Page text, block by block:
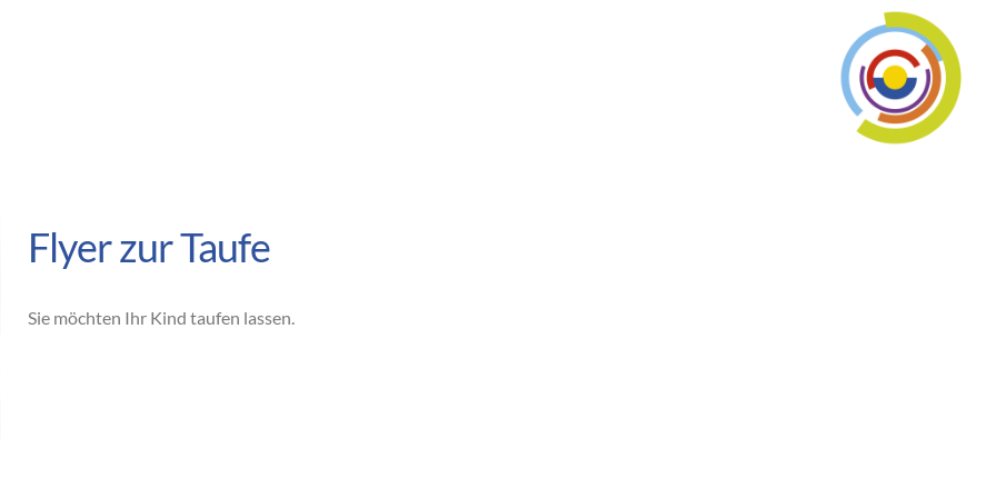
Flyer zur Taufe
Sie möchten Ihr Kind taufen lassen.